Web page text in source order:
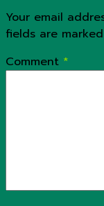
Your email
fields are marked
Comment *